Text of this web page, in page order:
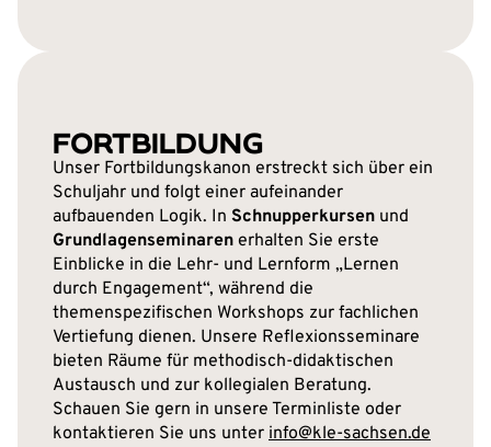
FORTBILDUNG
Unser Fortbildungskanon erstreckt sich über ein
Schuljahr und folgt einer aufeinander
aufbauenden Logik. In Schnupperkursen und
Grundlagenseminaren erhalten Sie erste
Einblicke in die Lehr- und Lernform „Lernen
durch Engagement“, während die
themenspezifischen Workshops zur fachlichen
Vertiefung dienen. Unsere Reflexionsseminare
bieten Räume für methodisch-didaktischen
Austausch und zur kollegialen Beratung.
Schauen Sie gern in unsere Terminliste oder
kontaktieren Sie uns unter info@kle-sachsen.de